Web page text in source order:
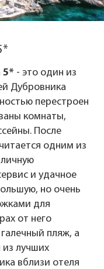
5* - это один из
Дубровника
перестроен
комнаты,
После
одним из
и удачное
но очень
для
от него
пляж, а
из лучших
вблизи отеля